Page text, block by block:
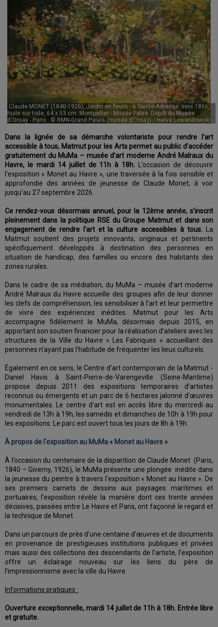
Claude MONET (1840-1926), Jardin en fleurs - à Sainte-Adresse, vers 1866,
huile sur toile, 64 x 53 cm. Montpellier - Musée Fabre. Dépôt du Musée
d'Orsay - Paris.. © RMN-Grand Palais (musée d’Orsay) / Hervé Lewandowski
Dans la lignée de sa démarche volontariste pour rendre l'art
accessible à tous, Matmut pour les Arts permet au public d’accéder
gratuitement du MuMa – musée d’art moderne André Malraux du
Havre, le mardi 14 juillet de 11h à 18h. L’occasion de découvrir
l’exposition « Monet au Havre », une traversée à la fois sensible et
approfondie des années de jeunesse de Claude Monet, à voir
jusqu’au 27 septembre 2026.
Ce rendez-vous désormais annuel, pour la 12ème année, s’inscrit
pleinement dans la politique RSE du Groupe Matmut et dans son
engagement de rendre l’art et la culture accessibles à tous. La
Matmut soutient des projets innovants, originaux et pertinents
spécifiquement développés à destination des personnes en
situation de handicap, des familles ou encore des habitants des
zones rurales.
Dans le cadre de sa médiation, du MuMa – musée d’art moderne
André Malraux du Havre accueille des groupes afin de leur donner
les clefs de compréhension, les sensibiliser à l’art et leur permettre
de vivre des expériences inédites. Matmut pour les Arts
accompagne fidèlement le MuMa, désormais depuis 2015, en
apportant son soutien financier pour la réalisation d’ateliers avec les
structures de la Ville du Havre « Les Fabriques » accueillant des
personnes n'ayant pas l'habitude de fréquenter les lieux culturels.
Également en ce sens, le Centre d’art contemporain de la Matmut -
Daniel Havis à Saint-Pierre-de-Varengeville (Seine-Maritime)
propose depuis 2011 des expositions temporaires d’artistes
reconnus ou émergents et un parc de 6 hectares jalonné d’œuvres
monumentales. Le centre d’art est en accès libre du mercredi au
vendredi de 13h à 19h, les samedis et dimanches de 10h à 19h pour
les expositions. Le parc est ouvert tous les jours de 8h à 19h.
À propos de l'exposition au MuMa « Monet au Havre »
À l’occasion du centenaire de la disparition de Claude Monet (Paris,
1840 – Giverny, 1926), le MuMa présente une plongée inédite dans
la jeunesse du peintre à travers l’exposition « Monet au Havre ». De
ses premiers carnets de dessins aux paysages maritimes et
portuaires, l’exposition révèle la manière dont ces trente années
décisives, passées entre Le Havre et Paris, ont façonné le regard et
la technique de Monet.
Dans un parcours de près d’une centaine d’œuvres et de documents
en provenance de prestigieuses institutions publiques et privées
mais aussi des collections des descendants de l’artiste, l’exposition
offre un éclairage nouveau sur les liens du père de
l’impressionnisme avec la ville du Havre.
Informations pratiques :
Ouverture exceptionnelle, mardi 14 juillet de 11h à 18h. Entrée libre
et gratuite.